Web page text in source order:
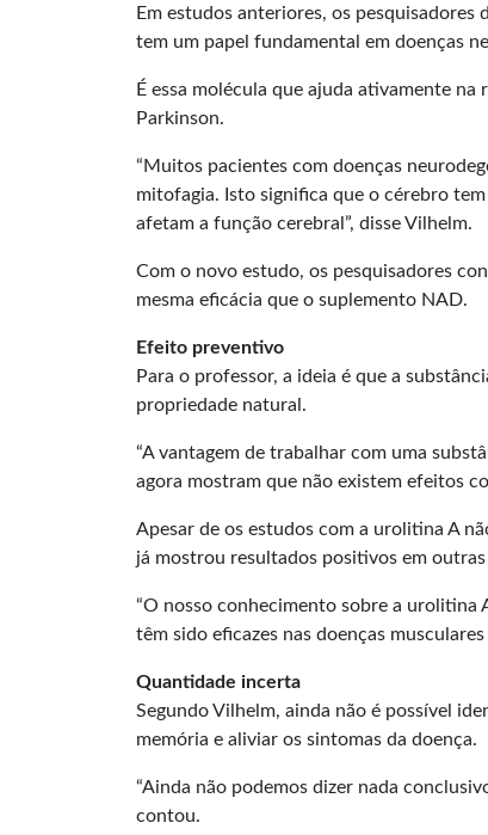
Em estudos anteriores, os
tem um papel fundamental em doenças
É essa molécula que ajuda ativamente
Parkinson.
“Muitos pacientes com doenças
mitofagia. Isto significa que o cérebro
afetam a função cerebral”, disse Vilhelm.
Com o novo estudo, os pesquisadores
mesma eficácia que o suplemento NAD.
Efeito preventivo
Para o professor, a ideia é que a
propriedade natural.
“A vantagem de trabalhar com uma
agora mostram que não existem efeitos
Apesar de os estudos com a urolitina A
já mostrou resultados positivos em outras
“O nosso conhecimento sobre a urolitina
têm sido eficazes nas doenças
Quantidade incerta
Segundo Vilhelm, ainda não é possível
memória e aliviar os sintomas da doença.
“Ainda não podemos dizer nada
contou.